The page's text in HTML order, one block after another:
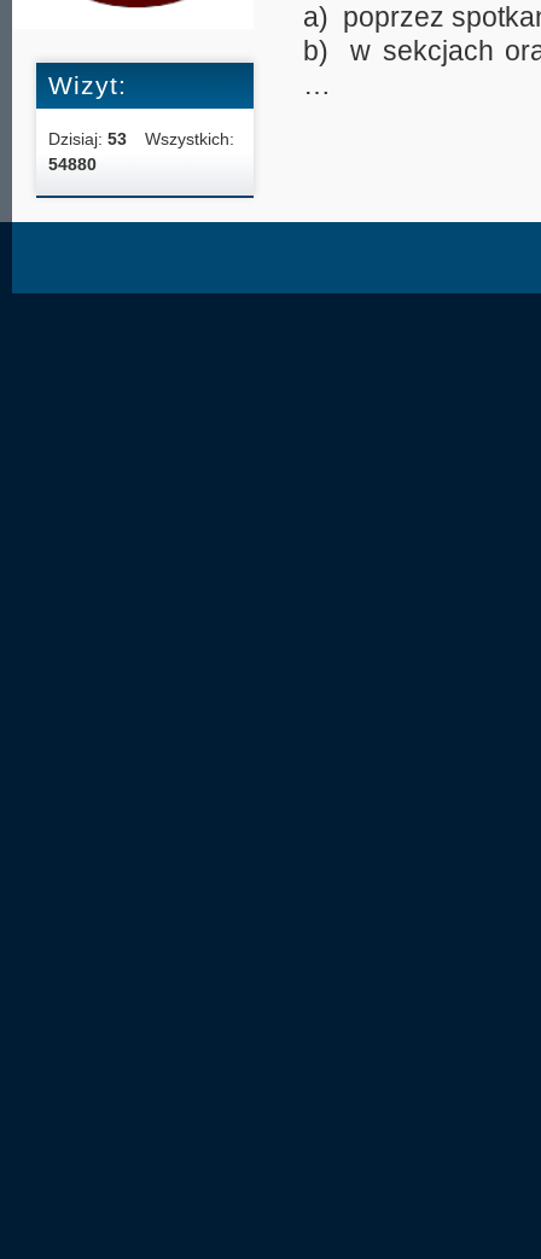
Wizyt:
Dzisiaj: 53
Wszystkich:
54880
a) poprzez
b) w sekcjach
…